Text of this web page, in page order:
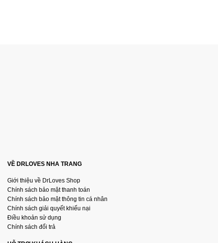
VỀ DRLOVES NHA TRANG
Giới thiệu về DrLoves Shop
Chính sách bảo mật thanh toán
Chính sách bảo mật thông tin cá nhân
Chính sách giải quyết khiếu nại
Điều khoản sử dụng
Chính sách đổi trả